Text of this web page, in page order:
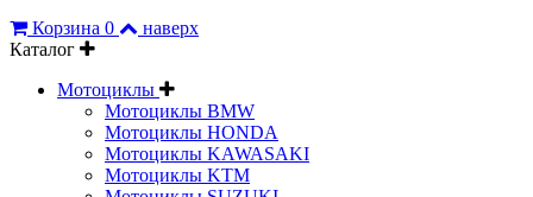
Корзина 0
наверх
Каталог
Мотоциклы
Мотоциклы BMW
Мотоциклы HONDA
Мотоциклы KAWASAKI
Мотоциклы KTM